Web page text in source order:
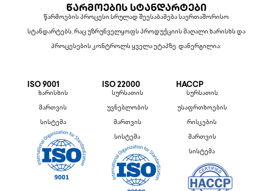
ᲬᲐᲠᲛᲝᲔᲑᲘᲡ ᲡᲢᲐᲜᲓᲐᲠᲢᲔᲑᲘ
წარმოების პროცესი სრულად შეესაბამება საერთაშორისო
სტანდარტებს, რაც უზრუნველყოფს პროდუქციის მაღალი ხარისხს და
პროცესების კონტროლს ყველა ეტაპზე. დანერგილია:
ISO 9001
ხარისხის
მართვის
სისტემა
ISO 22000
სურსათის
უვნებლობის
მართვის
სისტემა
HACCP
სურსათის
უსაფრთხოების
რისკების
მართვის
სისტემა